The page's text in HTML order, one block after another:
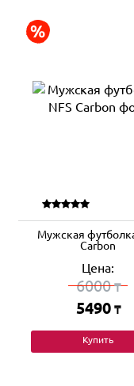
Мужская
Carbon
Цена:
6000₸
5490 ₸
Купить